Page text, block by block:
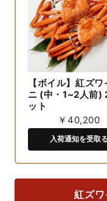
【ボイル】紅ズ
ニ (中・1~2人前)
ット
￥40,200
入荷通知を受取る
紅ズ